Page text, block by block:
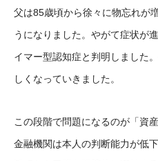
父は85歳頃から徐々に物忘れが
うになりました。やがて症状が
イマー型認知症と判明しました。
しくなっていきました。
この段階で問題になるのが「資
金融機関は本人の判断能力が低